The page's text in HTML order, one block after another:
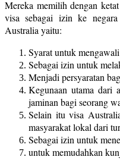
Mereka memilih dengan
visa sebagai izin ke
Australia yaitu:
Syarat untuk
Sebagai izin untuk
Menjadi persyaratan
Kegunaan utama dari
jaminan bagi seorang
Selain itu visa
masyarakat lokal dari
Sebagai izin untuk
untuk memudahkan